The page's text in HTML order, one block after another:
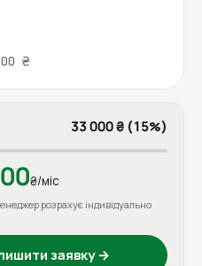
₴
33 000 ₴ (15%)
₴/міс
розрахує індивідуально
заявку →